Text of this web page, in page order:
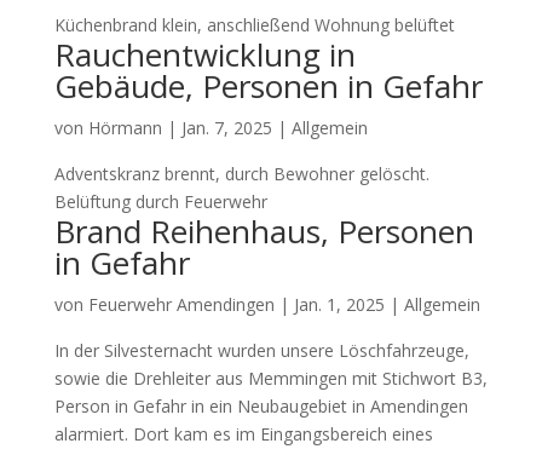
Küchenbrand klein, anschließend Wohnung belüftet
Rauchentwicklung in
Gebäude, Personen in Gefahr
von Hörmann | Jan. 7, 2025 | Allgemein
Adventskranz brennt, durch Bewohner gelöscht.
Belüftung durch Feuerwehr
Brand Reihenhaus, Personen
in Gefahr
von Feuerwehr Amendingen | Jan. 1, 2025 | Allgemein
In der Silvesternacht wurden unsere Löschfahrzeuge,
sowie die Drehleiter aus Memmingen mit Stichwort B3,
Person in Gefahr in ein Neubaugebiet in Amendingen
alarmiert. Dort kam es im Eingangsbereich eines